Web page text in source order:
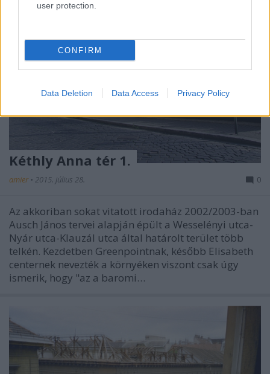
user protection.
CONFIRM
Data Deletion Data Access Privacy Policy
Kéthly Anna tér 1.
amier • 2015. július 28. 0
Az akkoriban sokat vitatott irodaház 2002/2003-ban
Ausch János tervei alapján épült a Wesselényi utca-
Nyár utca-Klauzál utca által határolt terület több
telkén. Kezdetben Greenpointnak, később Elisabeth
centernek nevezték a környéken viszont csak úgy
ismerik, hogy "az a baromi…